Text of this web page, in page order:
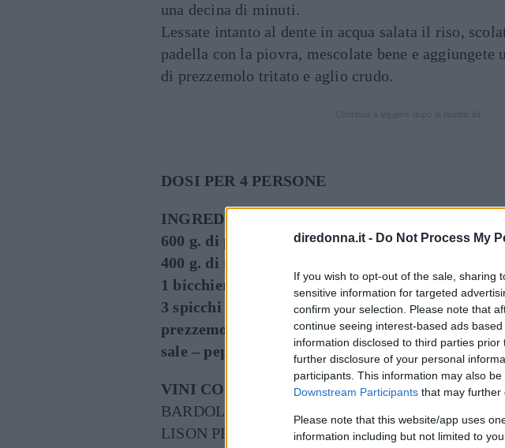
diredonna.it - Do Not Process My
If you wish to opt-out of the sale, sharing
sensitive information for targeted
confirm your selection. Please note that
continue seeing interest-based ads
information disclosed to third parties
further disclosure of your personal
participants. This information may also
Downstream Participants that may further
Please note that this website/app uses
information including but not limited to
una decina di minuti.
Lessate intanto al dente in acqua salata il riso,
padella con la piovra, mescolate bene e aggiungete
di prezzemolo tritato e aglio crudo.
DOSI PER 4 PERSONE
INGREDIENTI
600 g. di piovra
400 g. di riso tipo parboiled
1 bicchiere di olio
3 spicchi di aglio
prezzemolo
sale – pepe (facoltativo)
VINI CONSIGLIATI:
BARDOLINO CHIARETTO
LISON PRAMAGGIORE PINOT BIANCO